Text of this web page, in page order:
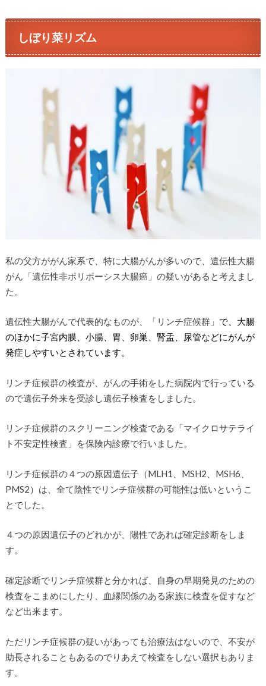
しぼり菜リズム
私の父方ががん家系で、特に大腸がんが多いので、遺伝性大腸
がん「遺伝性非ポリポーシス大腸癌」の疑いがあると考えまし
た。
遺伝性大腸がんで代表的なものが、「リンチ症候群」 で、大腸
のほかに子宮内膜、小腸、胃、卵巣、腎盂、尿管などにがんが
発症しやすいとされています。
リンチ症候群の検査が、がんの手術をした病院内で行っている
ので遺伝子外来を受診し遺伝子検査をしました。
リンチ症候群のスクリーニング検査である「マイクロサテライ
ト不安定性検査」を保険内診療で行いました。
リンチ症候群の４つの原因遺伝子（MLH1、MSH2、MSH6、
PMS2）は、全て陰性でリンチ症候群の可能性は低いというこ
とでした。
４つの原因遺伝子のどれかが、陽性であれば確定診断をしま
す。
確定診断でリンチ症候群と分かれば、自身の早期発見のための
検査をこまめにしたり、血縁関係のある家族に検査を促すなど
など出来ます。
ただリンチ症候群の疑いがあっても治療法はないので、不安が
助長されることもあるのでりあえて検査をしない選択もありま
す。